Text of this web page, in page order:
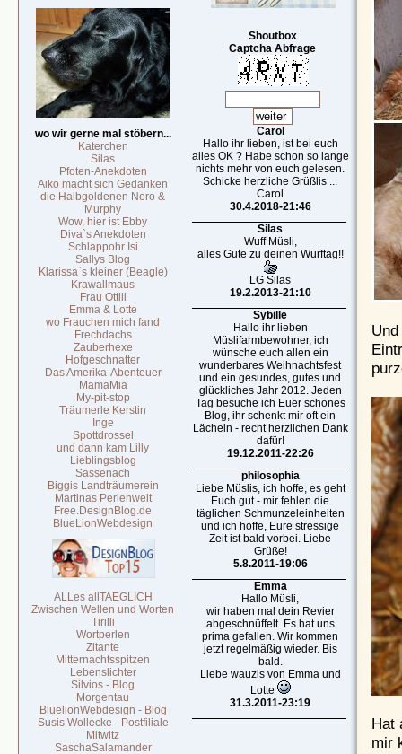
wo wir gerne mal stöbern...
Katerchen
Silas
Pfoten-Anekdoten
Aiko macht sich Gedanken
die Halbgoldenen Nero &
Murphy
Wow, hier ist Ebby
Diva`s Anekdoten
Schlappohr Isi
Sallys Blog
Klarissa`s kleiner (Beagle)
Krawallmaus
Frau Ottili
Emma & Lotte
wo Frauchen mich fand
Frechdachs
Zauberhexe
Hofgeschnatter
Das Amerika-Abenteuer
MamaMia
My-pit-stop
Träumerle Kerstin
Inge
Spottdrossel
und dann kam Lilly
Lieblingsblog
Sassenach
Biggis Landträumerein
Martinas Perlenwelt
Free.DesignBlog.de
BlueLionWebdesign
ALLes allTAEGLICH
Zwischen Wellen und Worten
Tirilli
Wortperlen
Zitante
Mitternachtsspitzen
Lebenslichter
Silvios - Blog
Morgentau
BluelionWebdesign - Blog
Susis Wollecke - Postfiliale
Mitwitz
SaschaSalamander
Shoutbox
Captcha Abfrage
Carol
Hallo ihr lieben, ist bei euch
alles OK ? Habe schon so lange
nichts mehr von euch gelesen.
Schicke herzliche Grüßlis ...
Carol
30.4.2018-21:46
Silas
Wuff Müsli,
alles Gute zu deinen Wurftag!!
LG Silas
19.2.2013-21:10
Sybille
Hallo ihr lieben
Müslifarmbewohner, ich
wünsche euch allen ein
wunderbares Weihnachtsfest
und ein gesundes, gutes und
glückliches Jahr 2012. Jeden
Tag besuche ich Euer schönes
Blog, ihr schenkt mir oft ein
Lächeln - recht herzlichen Dank
dafür!
19.12.2011-22:26
philosophia
Liebe Müslis, ich hoffe, es geht
Euch gut - mir fehlen die
täglichen Schmunzeleinheiten
und ich hoffe, Eure stressige
Zeit ist bald vorbei. Liebe
Grüße!
5.8.2011-19:06
Emma
Hallo Müsli,
wir haben mal dein Revier
abgeschnüffelt. Es hat uns
prima gefallen. Wir kommen
jetzt regelmäßig wieder. Bis
bald.
Liebe wauzis von Emma und
Lotte
31.3.2011-23:19
Hat
mir